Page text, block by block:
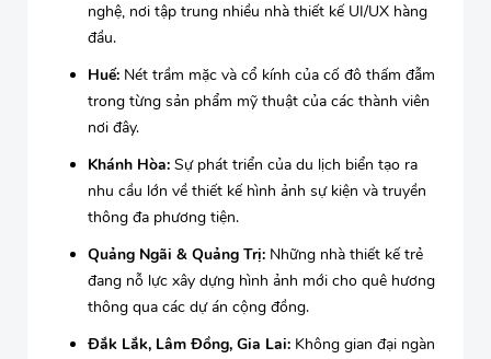
nghệ, nơi tập trung nhiều nhà thiết kế UI/UX hàng
đầu.
Huế: Nét trầm mặc và cổ kính của cố đô thấm đẫm
trong từng sản phẩm mỹ thuật của các thành viên
nơi đây.
Khánh Hòa: Sự phát triển của du lịch biển tạo ra
nhu cầu lớn về thiết kế hình ảnh sự kiện và truyền
thông đa phương tiện.
Quảng Ngãi & Quảng Trị: Những nhà thiết kế trẻ
đang nỗ lực xây dựng hình ảnh mới cho quê hương
thông qua các dự án cộng đồng.
Đắk Lắk, Lâm Đồng, Gia Lai: Không gian đại ngàn